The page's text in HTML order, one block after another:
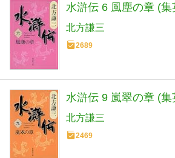
水滸伝 6 風塵の章 (
北方謙三
2689
水滸伝 9 嵐翠の章 (
北方謙三
2469